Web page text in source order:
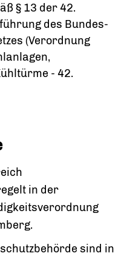
§ 13 der 42.
des Bundes-
(Verordnung
- 42.
in der
sind in